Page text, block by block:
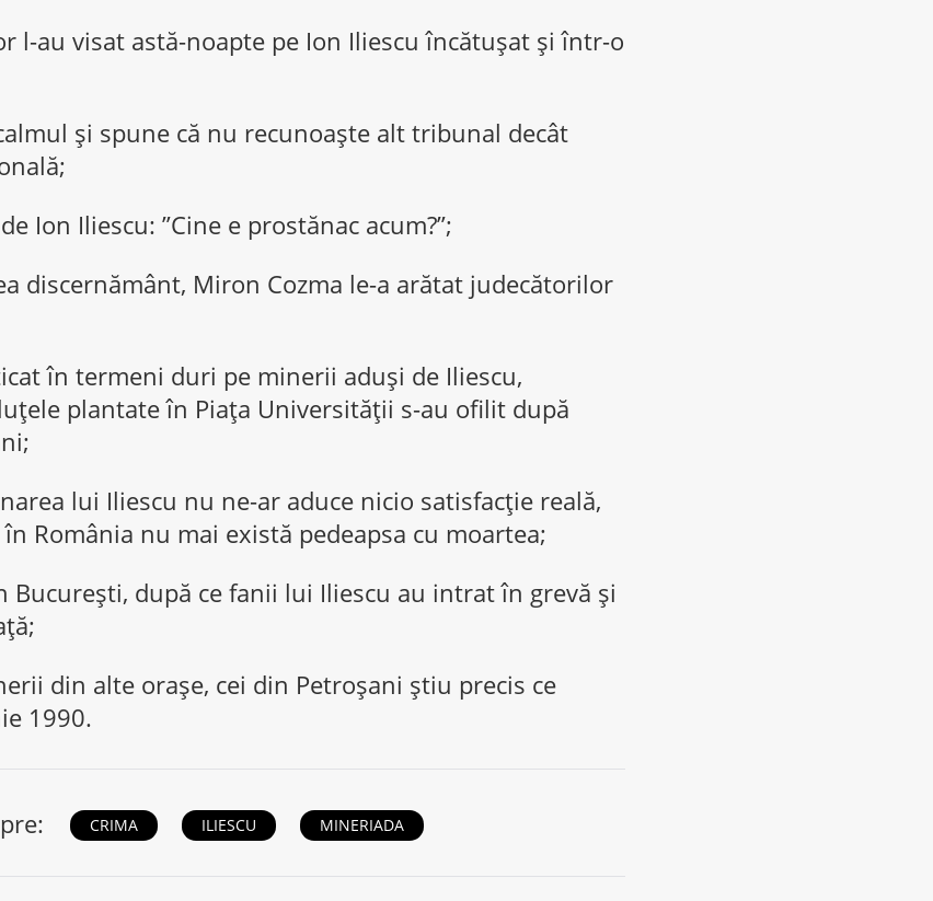
l-au visat astă-noapte pe Ion Iliescu încătușat și într-o
şi spune că nu recunoaşte alt tribunal decât
Ion Iliescu: ”Cine e prostănac acum?”;
discernământ, Miron Cozma le-a arătat judecătorilor
în termeni duri pe minerii aduși de Iliescu,
plantate în Piața Universității s-au ofilit după
lui Iliescu nu ne-ar aduce nicio satisfacţie reală,
România nu mai există pedeapsa cu moartea;
București, după ce fanii lui Iliescu au intrat în grevă și
din alte oraşe, cei din Petroşani ştiu precis ce
1990.
CRIMA ILIESCU MINERIADA